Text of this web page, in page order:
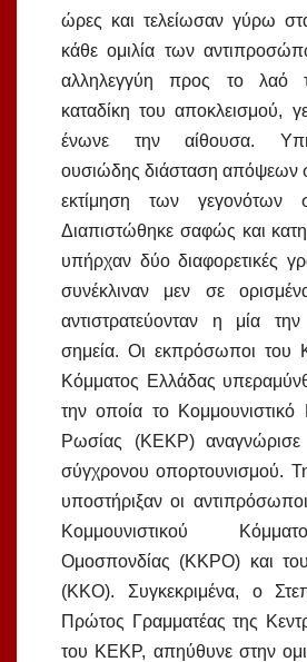
ώρες και τελείωσαν γύρω
κάθε ομιλία των
αλληλεγγύη προς το λαό
καταδίκη του αποκλεισμού,
ένωνε την αίθουσα.
ουσιώδης διάσταση απόψεων
εκτίμηση των γεγονότων
Διαπιστώθηκε σαφώς και
υπήρχαν δύο διαφορετικές
συνέκλιναν μεν σε
αντιστρατεύονταν η μία
σημεία. Οι εκπρόσωποι του
Κόμματος Ελλάδας
την οποία το Κομμουνιστικό
Ρωσίας (ΚΕΚΡ)
σύγχρονου οπορτουνισμού.
υποστήριξαν οι
Κομμουνιστικού
Ομοσπονδίας (ΚΚΡΟ) και
(ΚΚΟ). Συγκεκριμένα, ο
Πρώτος Γραμματέας της
του ΚΕΚΡ, απηύθυνε στην